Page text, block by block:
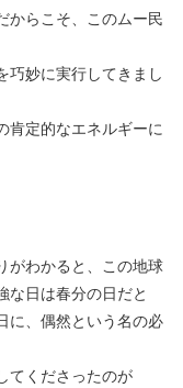
からこそ、このムー民
巧妙に実行してきまし
肯定的なエネルギーに
がわかると、この地球
な日は春分の日だと
に、偶然という名の必
てくださったのが